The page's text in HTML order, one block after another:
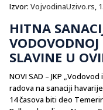
Izvor: VojvodinaUzivo.rs,
HITNA
SLAVINE U
NOVI SAD – JKP
radova na sanaciji
14 časova biti deo